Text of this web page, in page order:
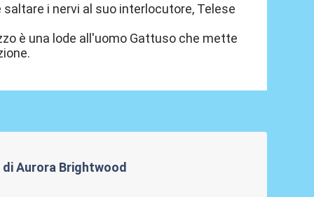
i nervi al suo interlocutore, Telese
è una lode all'uomo Gattuso che mette
Aurora Brightwood